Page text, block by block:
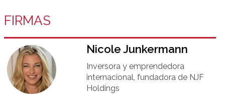
FIRMAS
Nicole Junkermann​
Inversora y emprendedora
internacional, fundadora de NJF
Holdings